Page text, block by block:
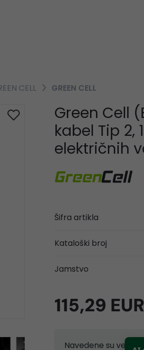
CELL GREEN CELL
Green Cell
kabel Tip 2,
električnih
Šifra artikla
Kataloški broj
Jamstvo
115,29 EUR
Navedene su